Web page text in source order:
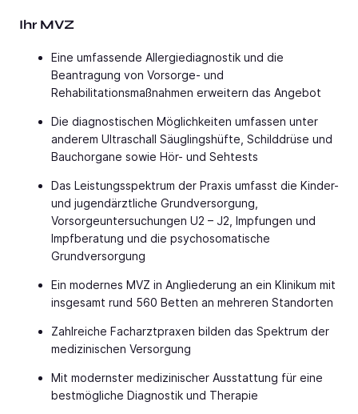
Ihr MVZ
Eine umfassende Allergiediagnostik und die
Beantragung von Vorsorge- und
Rehabilitationsmaßnahmen erweitern das Angebot
Die diagnostischen Möglichkeiten umfassen unter
anderem Ultraschall Säuglingshüfte, Schilddrüse und
Bauchorgane sowie Hör- und Sehtests
Das Leistungsspektrum der Praxis umfasst die Kinder-
und jugendärztliche Grundversorgung,
Vorsorgeuntersuchungen U2 – J2, Impfungen und
Impfberatung und die psychosomatische
Grundversorgung
Ein modernes MVZ in Angliederung an ein Klinikum mit
insgesamt rund 560 Betten an mehreren Standorten
Zahlreiche Facharztpraxen bilden das Spektrum der
medizinischen Versorgung
Mit modernster medizinischer Ausstattung für eine
bestmögliche Diagnostik und Therapie